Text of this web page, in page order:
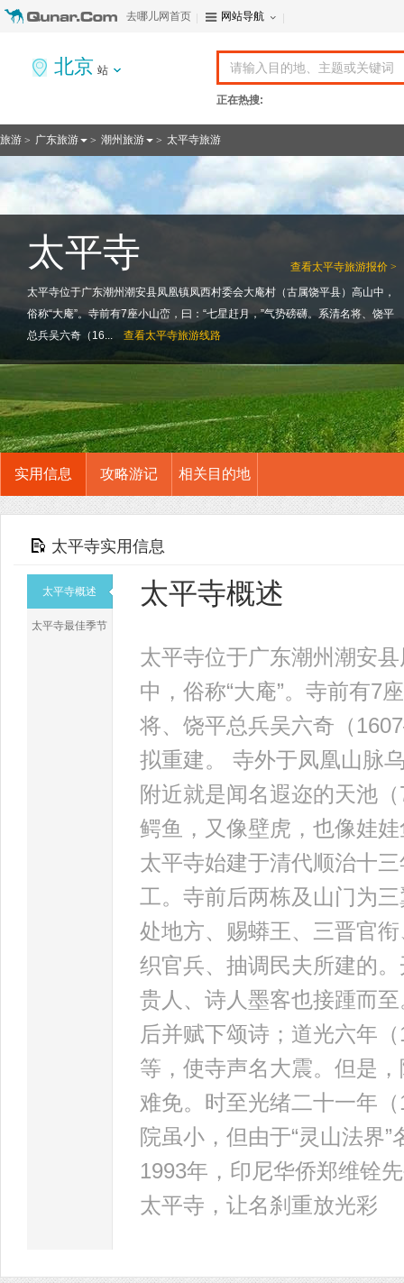
去哪儿网首页 网站导航
北京 站
正在热搜:
旅游 > 广东旅游 > 潮州旅游 > 太平寺旅游
查看太平寺旅游报价 >
太平寺
太平寺位于广东潮州潮安县凤凰镇凤西村委会大庵村（古属饶平县）高山中，
俗称“大庵”。寺前有7座小山峦，曰：“七星赶月，”气势磅礴。系清名将、饶平
总兵吴六奇（16...
查看太平寺旅游线路
实用信息 攻略游记 相关目的地
太平寺实用信息
太平寺概述
太平寺最佳季节
太平寺概述
太平寺位于广东潮州潮安
中，俗称“大庵”。寺前有7
将、饶平总兵吴六奇（
拟重建。 寺外于凤凰山脉
附近就是闻名遐迩的天池
鳄鱼，又像壁虎，也像娃
太平寺始建于清代顺治十
工。寺前后两栋及山门为
处地方、赐蟒王、三晋官
织官兵、抽调民夫所建的
贵人、诗人墨客也接踵而
后并赋下颂诗；道光六年
等，使寺声名大震。但是
难免。时至光绪二十一年
院虽小，但由于“灵山法界
1993年，印尼华侨郑维铨
太平寺，让名刹重放光彩